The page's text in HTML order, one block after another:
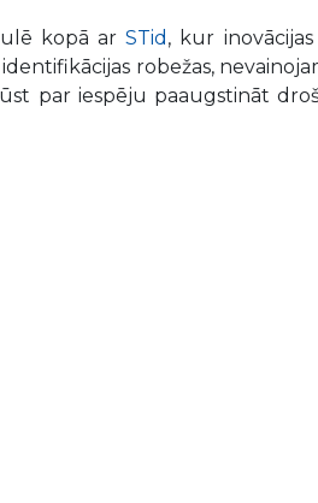
kopā arSTid , kur
robežas,
par iespēju paaugstināt